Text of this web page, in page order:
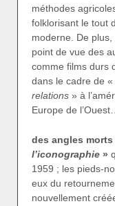
méthodes
folklorisant le tout
moderne. De
point de vue des
comme films durs
dans le cadre de «
relations » à
Europe de l’Ouest…
des angles
l’iconographie »
1959 ; les pieds-
eux du
nouvellement